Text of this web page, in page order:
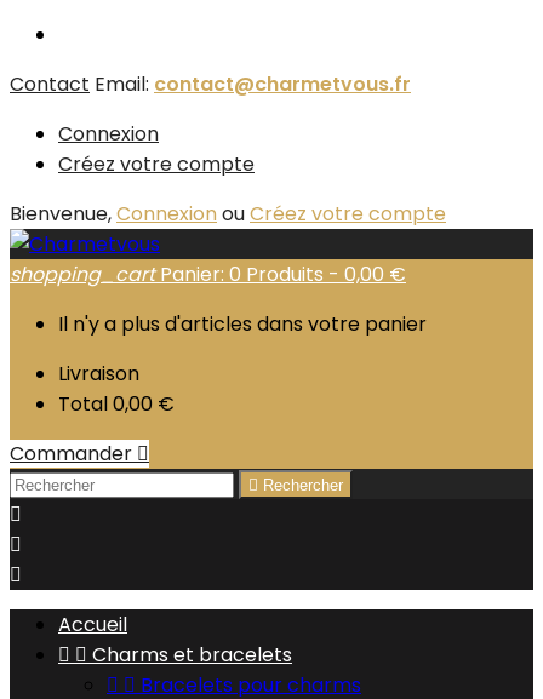
Contact Email: contact@charmetvous.fr
Connexion
Créez votre compte
Bienvenue,Connexion ouCréez votre compte
shopping_cart Panier: 0 Produits - 0,00 €
Il n'y a plus d'articles dans votre panier
Livraison
Total0,00 €
Commander 
 Rechercher



Accueil
  Charms et bracelets
  Bracelets pour charms